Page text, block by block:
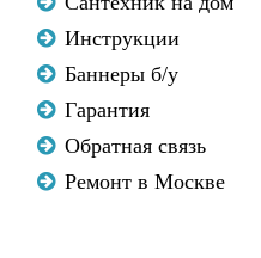
Инструкции
Баннеры б/у
Гарантия
Обратная связь
Ремонт в Москве